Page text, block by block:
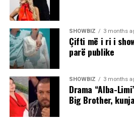
SHOWBIZ 3 months
Çifti më i ri i
parë publike
SHOWBIZ 3 months
Drama “Alba-
Big Brother,